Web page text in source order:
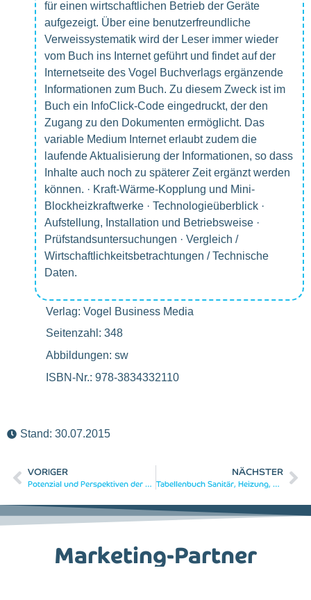
für einen wirtschaftlichen Betrieb der Geräte
aufgezeigt. Über eine benutzerfreundliche
Verweissystematik wird der Leser immer wieder
vom Buch ins Internet geführt und findet auf der
Internetseite des Vogel Buchverlags ergänzende
Informationen zum Buch. Zu diesem Zweck ist im
Buch ein InfoClick-Code eingedruckt, der den
Zugang zu den Dokumenten ermöglicht. Das
variable Medium Internet erlaubt zudem die
laufende Aktualisierung der Informationen, so dass
Inhalte auch noch zu späterer Zeit ergänzt werden
können. · Kraft-Wärme-Kopplung und Mini-
Blockheizkraftwerke · Technologieüberblick ·
Aufstellung, Installation und Betriebsweise ·
Prüfstandsuntersuchungen · Vergleich /
Wirtschaftlichkeitsbetrachtungen / Technische
Daten.
Verlag: Vogel Business Media
Seitenzahl: 348
Abbildungen: sw
ISBN-Nr.: 978-3834332110
Stand: 30.07.2015
VORIGER
Potenzial und Perspektiven der Gas-Plus-Technologien (vorher: KWK)
NÄCHSTER
Tabellenbuch Sanitär, Heizung, Lüftung
Marketing-Partner